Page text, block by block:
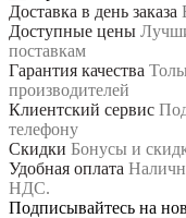
Доставка в день заказа
Доступные цены
поставкам
Гарантия качества
производителей
Клиентский сервис
телефону
Скидки Бонусы и
Удобная оплата
НДС.
Подписывайтесь на